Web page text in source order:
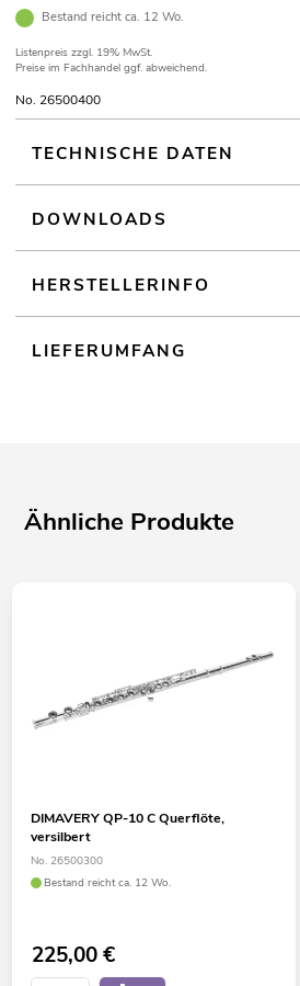
Bestand reicht ca. 12 Wo.
Listenpreis zzgl. 19% MwSt.
Preise im Fachhandel ggf. abweichend.
No. 26500400
TECHNISCHE DATEN
DOWNLOADS
HERSTELLERINFO
LIEFERUMFANG
Ähnliche Produkte
DIMAVERY QP-10 C Querflöte,
versilbert
No. 26500300
Bestand reicht ca. 12 Wo.
225,00€